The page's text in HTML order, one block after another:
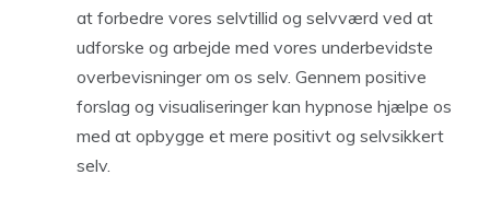
at forbedre vores selvtillid og selvværd ved at
udforske og arbejde med vores underbevidste
overbevisninger om os selv. Gennem positive
forslag og visualiseringer kan hypnose hjælpe os
med at opbygge et mere positivt og selvsikkert
selv.